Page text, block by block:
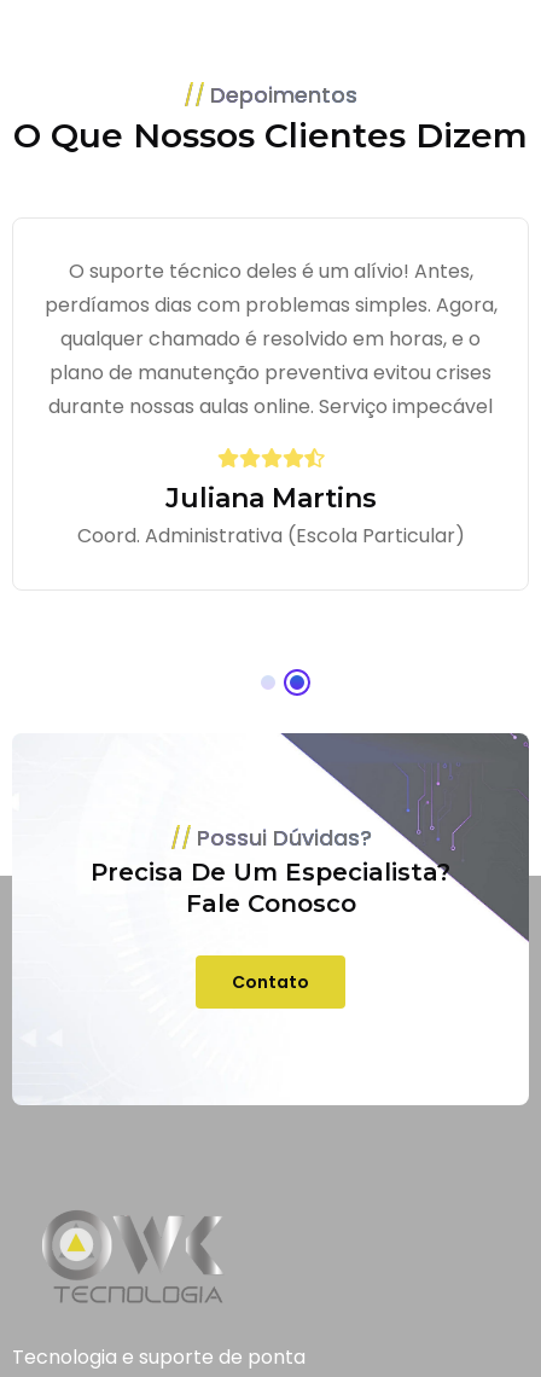
Depoimentos
O Que Nossos Clientes Dizem
O suporte técnico deles é um alívio! Antes,
perdíamos dias com problemas simples. Agora,
qualquer chamado é resolvido em horas, e o
plano de manutenção preventiva evitou crises
durante nossas aulas online. Serviço impecável
Juliana Martins
Coord. Administrativa (Escola Particular)
Possui Dúvidas?
Precisa De Um Especialista?
Fale Conosco
Contato
Tecnologia e suporte de ponta